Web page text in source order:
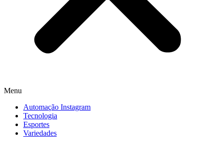
Menu
Automação Instagram
Tecnologia
Esportes
Variedades